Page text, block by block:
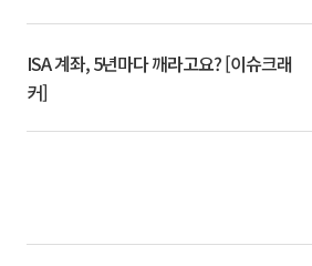
ISA 계좌, 5년마다 깨라고요? [이슈크래
커]